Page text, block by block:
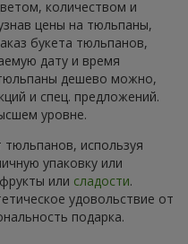
количеством и
цены на тюльпаны,
букета тюльпанов,
дату и время
дешево можно,
и спец. предложений.
уровне.
используя
упаковку или
или сладости.
удовольствие от
подарка.